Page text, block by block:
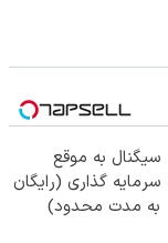
سیگنال به موقع
سرمایه گذاری (رایگان
به مدت محدود)